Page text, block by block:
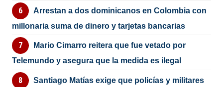
Arrestan a dos dominicanos en Colombia con
millonaria suma de dinero y tarjetas bancarias
Mario Cimarro reitera que fue vetado por
Telemundo y asegura que la medida es ilegal
Santiago Matías exige que policías y militares